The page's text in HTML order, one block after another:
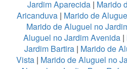
Jardim Aparecida| Marido
Aricanduva| Marido de
Marido de Aluguel no
Aluguel no Jardim Avenida |
Jardim Bartira | Marido de
Vista| Marido de Aluguel no